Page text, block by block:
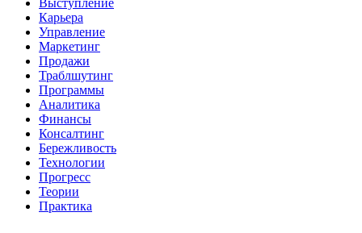
Карьера
Управление
Маркетинг
Продажи
Траблшутинг
Программы
Аналитика
Финансы
Консалтинг
Бережливость
Технологии
Прогресс
Теории
Практика